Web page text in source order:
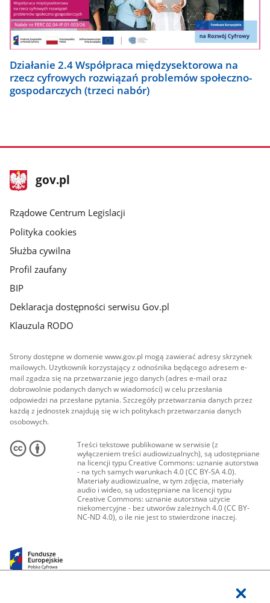
Działanie 2.4 Współpraca międzysektorowa na
rzecz cyfrowych rozwiązań problemów społeczno-
gospodarczych (trzeci nabór)
stopka
gov.plStrona
gov.pl
Rządowe Centrum Legislacji
Polityka cookies
Służba cywilna
Profil zaufany
BIP
Deklaracja dostępności serwisu Gov.pl
Klauzula RODO
Strony dostępne w domenie www.gov.pl mogą zawierać adresy skrzynek
mailowych. Użytkownik korzystający z odnośnika będącego adresem e-
mail zgadza się na przetwarzanie jego danych (adres e-mail oraz
dobrowolnie podanych danych w wiadomości) w celu przesłania
odpowiedzi na przesłane pytania. Szczegóły przetwarzania danych przez
każdą z jednostek znajdują się w ich politykach przetwarzania danych
osobowych.
Treści tekstowe publikowane w serwisie (z
wyłączeniem treści audiowizualnych), są udostępniane
na licencji typu Creative Commons: uznanie autorstwa
- na tych samych warunkach 4.0 (CC BY-SA 4.0).
Materiały audiowizualne, w tym zdjęcia, materiały
audio i wideo, są udostępniane na licencji typu
Creative Commons: uznanie autorstwa użycie
niekomercyjne - bez utworów zależnych 4.0 (CC BY-
NC-ND 4.0), o ile nie jest to stwierdzone inaczej.